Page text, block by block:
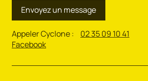
Envoyez un message
Appeler Cyclone : 02 35 09 10 41
Facebook